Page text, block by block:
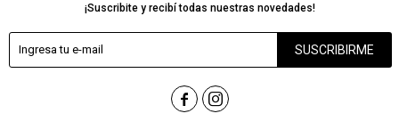
¡Suscribite y recibí todas nuestras novedades!
SUSCRIBIRME
 